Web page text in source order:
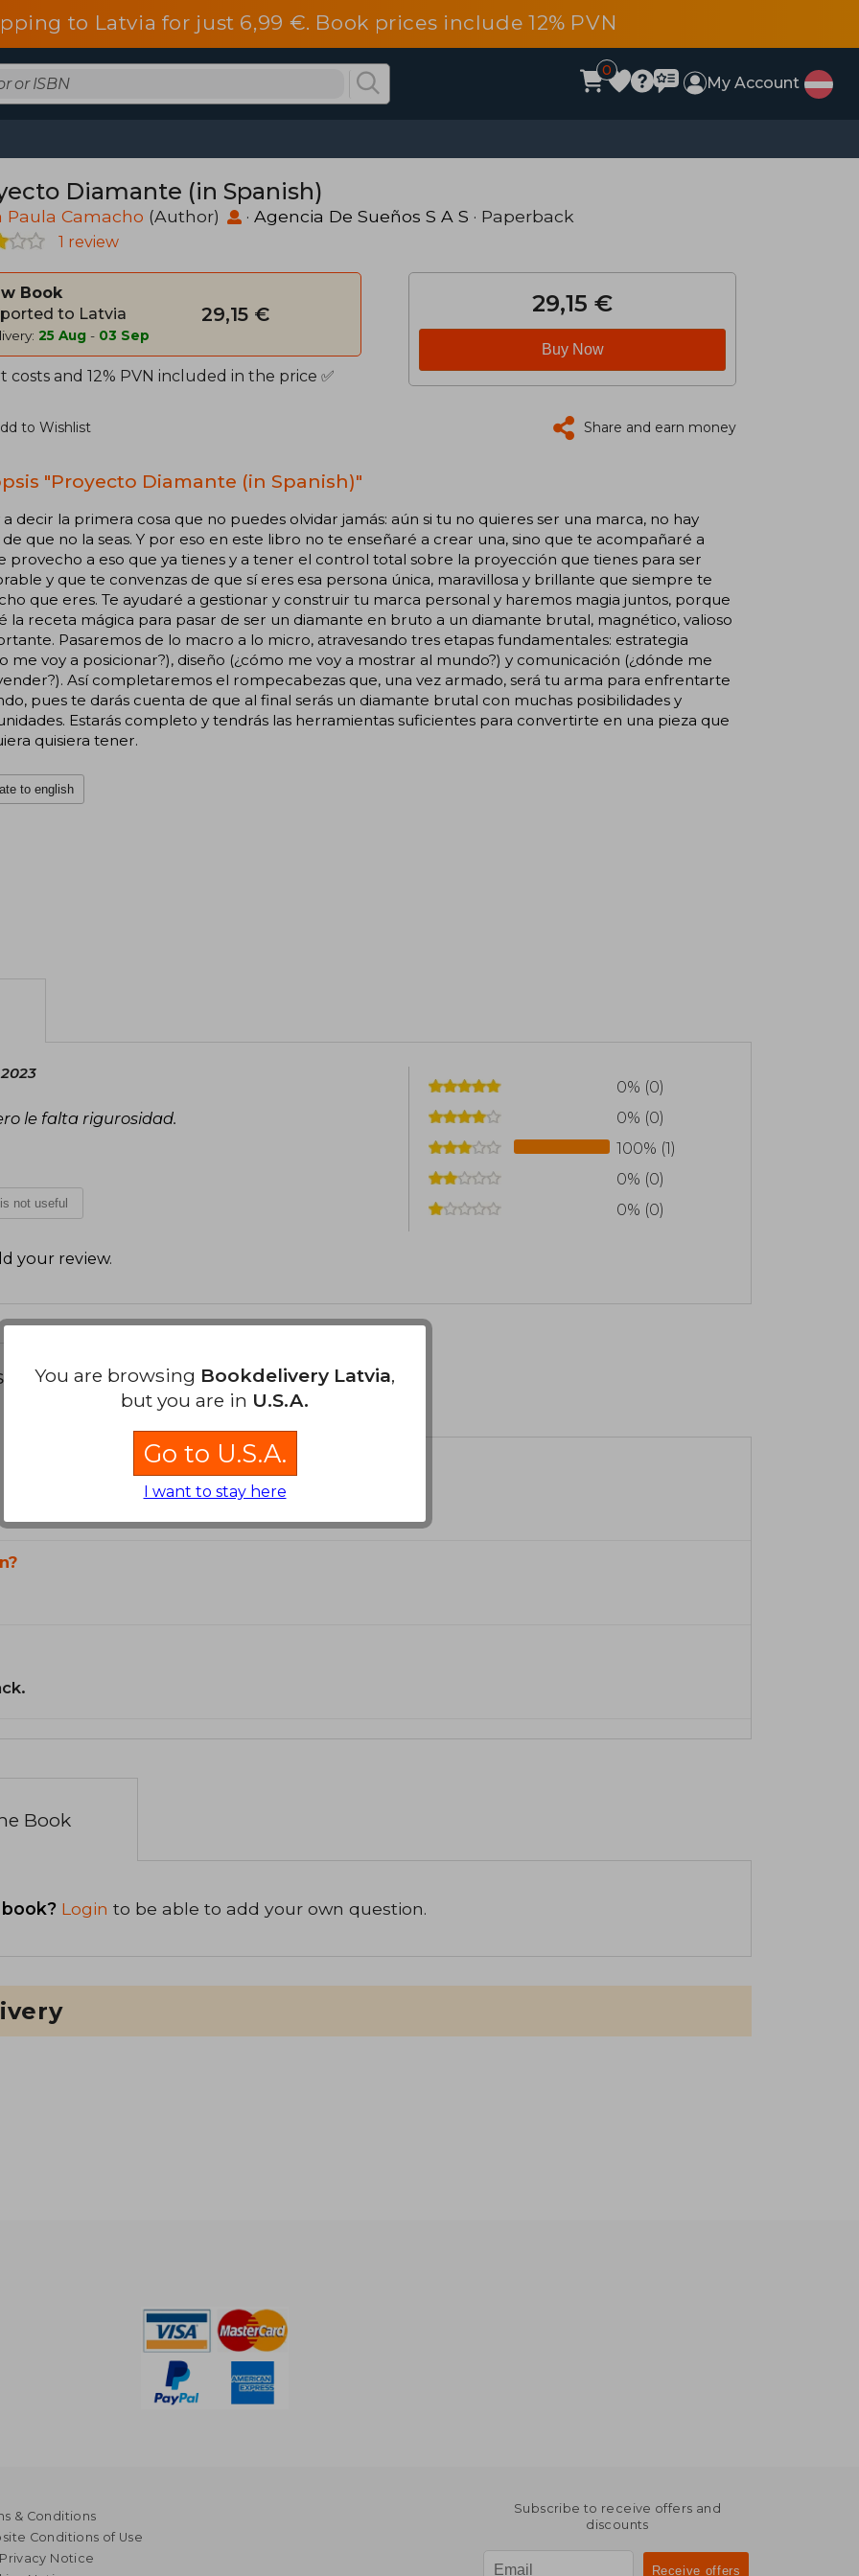
to Latvia for just 6,99 €. Book prices include 12% PVN
0
My Account
Diamante (in Spanish)
Paula Camacho (Author) · Agencia De Sueños S A S · Paperback
1 review
Book
to Latvia
25 Aug - 03 Sep
29,15 €
costs and 12% PVN included in the price ✅
29,15 €
Buy Now
to Wishlist Share and earn money
"Proyecto Diamante (in Spanish)"
a decir la primera cosa que no puedes olvidar jamás: aún si tu no quieres ser una marca, no hay
que no la seas. Y por eso en este libro no te enseñaré a crear una, sino que te acompañaré a
provecho a eso que ya tienes y a tener el control total sobre la proyección que tienes para ser
y que te convenzas de que sí eres esa persona única, maravillosa y brillante que siempre te
que eres. Te ayudaré a gestionar y construir tu marca personal y haremos magia juntos, porque
la receta mágica para pasar de ser un diamante en bruto a un diamante brutal, magnético, valioso
Pasaremos de lo macro a lo micro, atravesando tres etapas fundamentales: estrategia
me voy a posicionar?), diseño (¿cómo me voy a mostrar al mundo?) y comunicación (¿dónde me
Así completaremos el rompecabezas que, una vez armado, será tu arma para enfrentarte
pues te darás cuenta de que al final serás un diamante brutal con muchas posibilidades y
Estarás completo y tendrás las herramientas suficientes para convertirte en una pieza que
quisiera tener.
to english
le falta rigurosidad.
not useful
your review.
0% (0)
0% (0)
100% (1)
0% (0)
0% (0)
about
Book
Login to be able to add your own question.
& Conditions
Conditions of Use
Notice
Subscribe to receive offers and
discounts
You are browsing Bookdelivery Latvia,
but you are in U.S.A.
Go to U.S.A.
I want to stay here